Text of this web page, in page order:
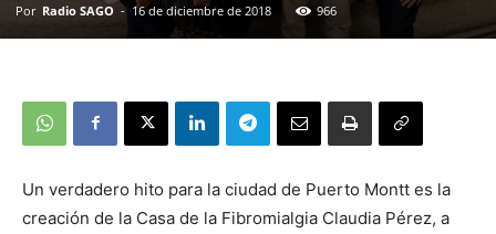
Por Radio SAGO - 16 de diciembre de 2018 966
Un verdadero hito para la ciudad de Puerto Montt es la
creación de la Casa de la Fibromialgia Claudia Pérez, a